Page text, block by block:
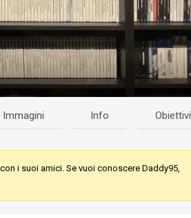
Immagini Info Obiettivi
i suoi amici. Se vuoi conoscere Daddy95,